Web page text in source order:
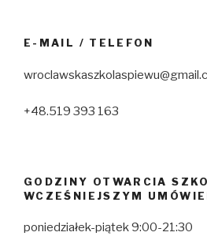
E-MAIL / TELEFON
+48.519 393 163
GODZINY OTWARCIA
WCZEŚNIEJSZYM
poniedziałek-piątek 9:00-21:30